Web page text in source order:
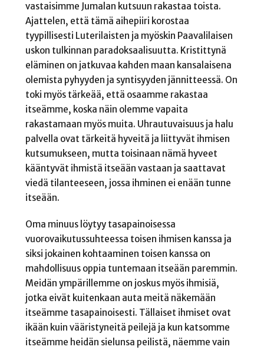
vastaisimme Jumalan kutsuun rakastaa toista.
Ajattelen, että tämä aihepiiri korostaa
tyypillisesti Luterilaisten ja myöskin Paavalilaisen
uskon tulkinnan paradoksaalisuutta. Kristittynä
eläminen on jatkuvaa kahden maan kansalaisena
olemista pyhyyden ja syntisyyden jännitteessä. On
toki myös tärkeää, että osaamme rakastaa
itseämme, koska näin olemme vapaita
rakastamaan myös muita. Uhrautuvaisuus ja halu
palvella ovat tärkeitä hyveitä ja liittyvät ihmisen
kutsumukseen, mutta toisinaan nämä hyveet
kääntyvät ihmistä itseään vastaan ja saattavat
viedä tilanteeseen, jossa ihminen ei enään tunne
itseään.
Oma minuus löytyy tasapainoisessa
vuorovaikutussuhteessa toisen ihmisen kanssa ja
siksi jokainen kohtaaminen toisen kanssa on
mahdollisuus oppia tuntemaan itseään paremmin.
Meidän ympärillemme on joskus myös ihmisiä,
jotka eivät kuitenkaan auta meitä näkemään
itseämme tasapainoisesti. Tällaiset ihmiset ovat
ikään kuin vääristyneitä peilejä ja kun katsomme
itseämme heidän sielunsa peilistä, näemme vain